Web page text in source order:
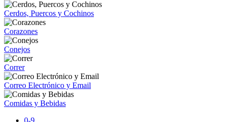
Cerdos, Puercos y Cochinos
Corazones
Conejos
Correr
Correo Electrónico y Email
Comidas y Bebidas
0-9